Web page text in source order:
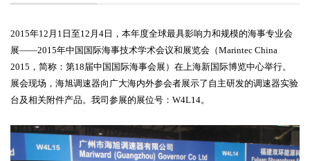
2015年12月1日至12月4日，本年度全球最具影响力和规模的海事专业会
展——2015年中国国际海事技术学术会议和展览会（Marintec China
2015，简称：第18届中国国际海事会展）在上海新国际博览中心举行。
展会现场，海旭调速器向广大海内外参会者展示了自主研发的调速器实验
台及相关附件产品。我司参展的展位号：W4L14。